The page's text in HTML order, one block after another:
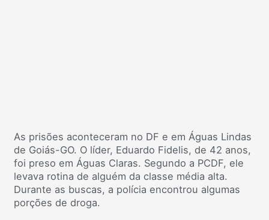
As prisões aconteceram no DF e em Águas Lindas
de Goiás-GO. O líder, Eduardo Fidelis, de 42 anos,
foi preso em Águas Claras. Segundo a PCDF, ele
levava rotina de alguém da classe média alta.
Durante as buscas, a polícia encontrou algumas
porções de droga.